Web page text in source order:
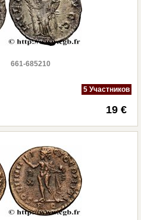
661-685210
5 Участников
19 €